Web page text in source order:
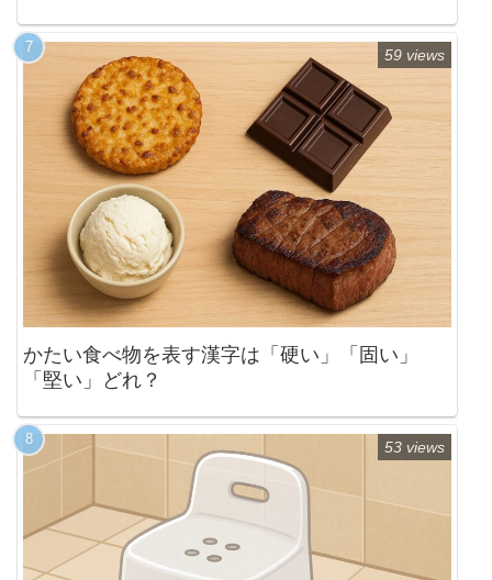
かたい食べ物を表す漢字は「硬い」「固い」
「堅い」どれ？
59 views
53 views